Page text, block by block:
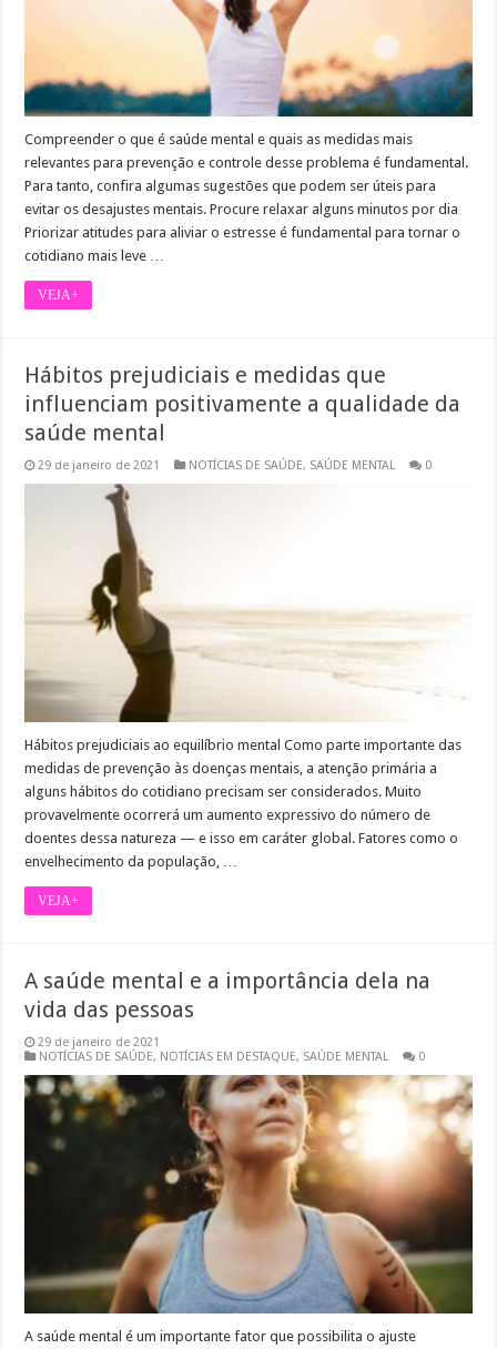
Compreender o que é saúde mental e quais as medidas mais
relevantes para prevenção e controle desse problema é fundamental.
Para tanto, confira algumas sugestões que podem ser úteis para
evitar os desajustes mentais. Procure relaxar alguns minutos por dia
Priorizar atitudes para aliviar o estresse é fundamental para tornar o
cotidiano mais leve …
VEJA+
Hábitos prejudiciais e medidas que
influenciam positivamente a qualidade da
saúde mental
29 de janeiro de 2021 NOTÍCIAS DE SAÚDE, SAÚDE MENTAL 0
Hábitos prejudiciais ao equilíbrio mental Como parte importante das
medidas de prevenção às doenças mentais, a atenção primária a
alguns hábitos do cotidiano precisam ser considerados. Muito
provavelmente ocorrerá um aumento expressivo do número de
doentes dessa natureza — e isso em caráter global. Fatores como o
envelhecimento da população, …
VEJA+
A saúde mental e a importância dela na
vida das pessoas
29 de janeiro de 2021
NOTÍCIAS DE SAÚDE, NOTÍCIAS EM DESTAQUE, SAÚDE MENTAL 0
A saúde mental é um importante fator que possibilita o ajuste